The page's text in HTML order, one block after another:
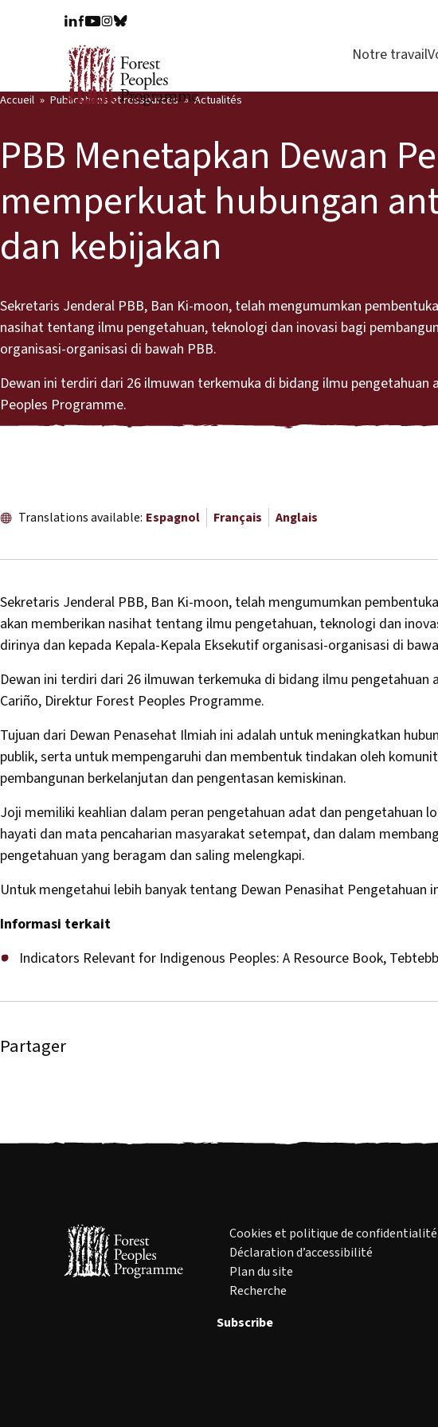
Notre travail
Accueil Publications et ressources Actualités
PBB Menetapkan Dewan
memperkuat hubungan
dan kebijakan
Sekretaris Jenderal PBB, Ban Ki-moon, telah mengumumkan
nasihat tentang ilmu pengetahuan, teknologi dan inovasi bagi
organisasi-organisasi di bawah PBB.
Dewan ini terdiri dari 26 ilmuwan terkemuka di bidang ilmu
Peoples Programme.
Translations available: Espagnol Français Anglais
Sekretaris Jenderal PBB, Ban Ki-moon, telah mengumumkan
akan memberikan nasihat tentang ilmu pengetahuan, teknologi dan
dirinya dan kepada Kepala-Kepala Eksekutif organisasi-organisasi di
Dewan ini terdiri dari 26 ilmuwan terkemuka di bidang ilmu pengetahuan
Cariño, Direktur Forest Peoples Programme.
Tujuan dari Dewan Penasehat Ilmiah ini adalah untuk meningkatkan
publik, serta untuk mempengaruhi dan membentuk tindakan oleh
pembangunan berkelanjutan dan pengentasan kemiskinan.
Joji memiliki keahlian dalam peran pengetahuan adat dan pengetahuan
hayati dan mata pencaharian masyarakat setempat, dan dalam
pengetahuan yang beragam dan saling melengkapi.
Untuk mengetahui lebih banyak tentang Dewan Penasihat Pengetahuan
Informasi terkait
Indicators Relevant for Indigenous Peoples: A Resource Book,
Partager
Cookies et politique de confidentialité
Déclaration d’accessibilité
Plan du site
Recherche
Subscribe